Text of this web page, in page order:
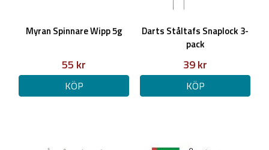
Myran Spinnare Wipp 5g
55 kr
KÖP
Darts Ståltafs Snaplock 3-
pack
39 kr
KÖP